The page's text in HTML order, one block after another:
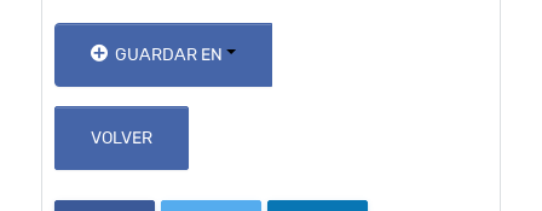
GUARDAR EN
VOLVER